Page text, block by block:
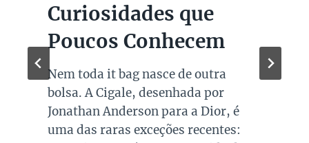
Marcas de Luxo na
Super Sale dos Pais
Quando falamos de cores de
os modelos em preto são os mais
queridos e tradicionais, estando
presente no guarda roupa de quase